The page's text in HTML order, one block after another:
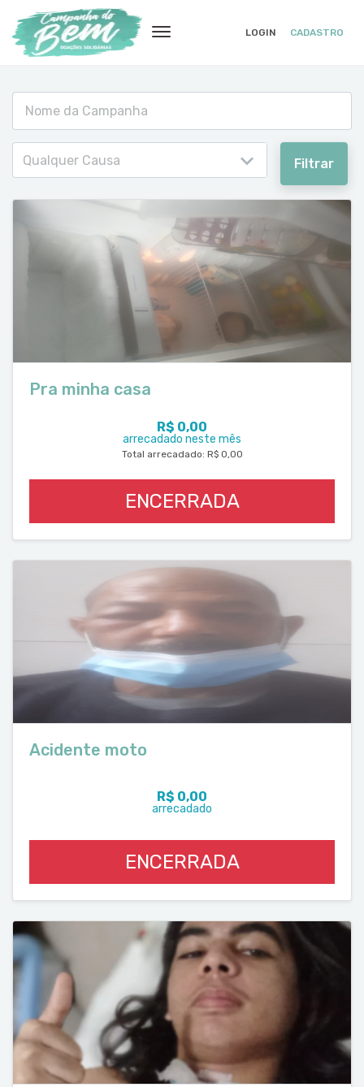
LOGIN CADASTRO
Qualquer Causa Filtrar
Pra minha casa
R$ 0,00
arrecadado neste mês
Total arrecadado: R$ 0,00
ENCERRADA
Acidente moto
R$ 0,00
arrecadado
ENCERRADA